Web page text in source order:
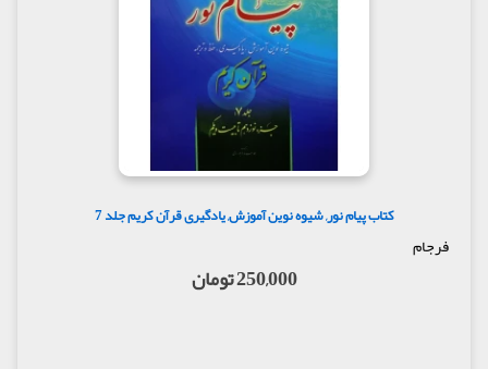
کتاب پیام نور, شیوه نوین آموزش, یادگیری قرآن کریم جلد 7
فرجام
250,000 تومان